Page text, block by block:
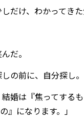
だけ、わかってきた
だ。
の前に、自分探し。
婚は『焦ってする
』になります。」